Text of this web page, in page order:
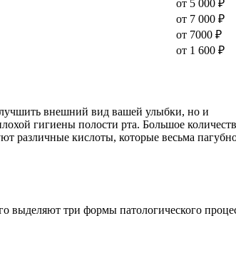
от 5 000 ₽
от 7 000 ₽
от 7000 ₽
от 1 600 ₽
внешний вид вашей улыбки, но и
гигиены полости рта. Большое
различные кислоты, которые весьма
выделяют три формы патологического